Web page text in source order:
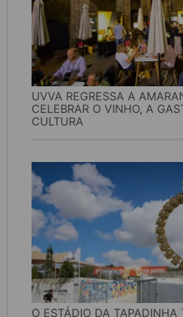
UVVA REGRESSA A
CELEBRAR O VINHO, A
CULTURA
O ESTÁDIO DA TAPADINHA